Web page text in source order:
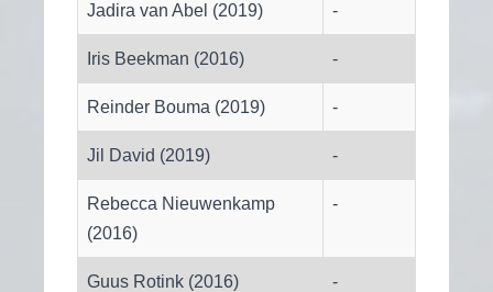
Jadira van Abel (2019) -
Iris Beekman (2016) -
Reinder Bouma (2019) -
Jil David (2019) -
Rebecca Nieuwenkamp
(2016)
-
Guus Rotink (2016) -